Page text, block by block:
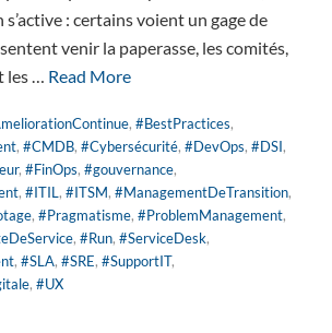
: certains voient un gage de
venir la paperasse, les comités,
les … Read More
, #BestPractices,
, #CMDB, #Cybersécurité, #DevOps, #DSI,
, #FinOps, #gouvernance,
, #ITIL, #ITSM, #ManagementDeTransition,
, #Pragmatisme, #ProblemManagement,
, #Run, #ServiceDesk,
, #SLA, #SRE, #SupportIT,
, #UX